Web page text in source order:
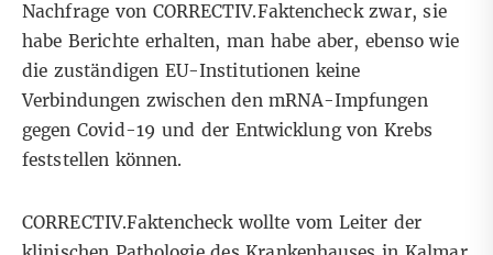
Nachfrage von CORRECTIV.Faktencheck zwar, sie
habe Berichte erhalten, man habe aber, ebenso wie
die zuständigen EU-Institutionen keine
Verbindungen zwischen den mRNA-Impfungen
gegen Covid-19 und der Entwicklung von Krebs
feststellen können.
CORRECTIV.Faktencheck wollte vom Leiter der